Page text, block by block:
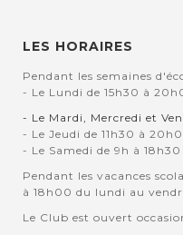
LES HORAIRES
Pendant les semaines
- Le Lundi de 15h30 à
- Le Mardi, Mercredi et
- Le Jeudi de 11h30 à
- Le Samedi de 9h à 18h30
Pendant les vacances
à 18h00 du lundi au
Le Club est ouvert